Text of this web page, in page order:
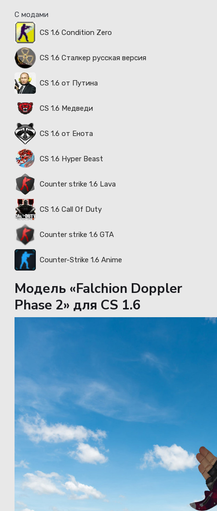
С модами
CS 1.6 Condition Zero
CS 1.6 Сталкер русская версия
CS 1.6 от Путина
CS 1.6 Медведи
CS 1.6 от Енота
CS 1.6 Hyper Beast
Counter strike 1.6 Lava
CS 1.6 Call Of Duty
Counter strike 1.6 GTA
Counter-Strike 1.6 Anime
Модель «Falchion Doppler
Phase 2» для CS 1.6